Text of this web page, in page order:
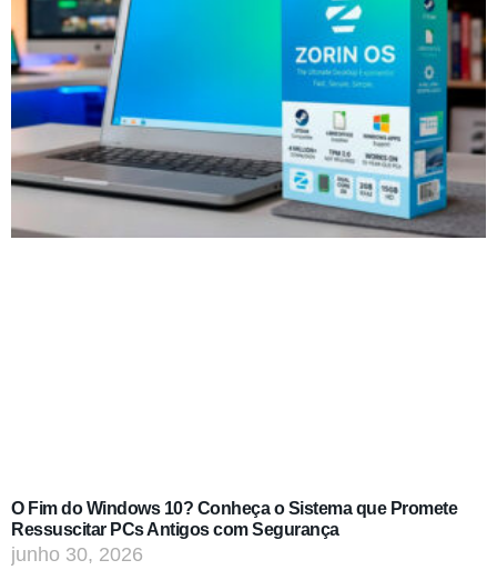
O Fim do Windows 10? Conheça o Sistema que Promete
Ressuscitar PCs Antigos com Segurança
junho 30, 2026